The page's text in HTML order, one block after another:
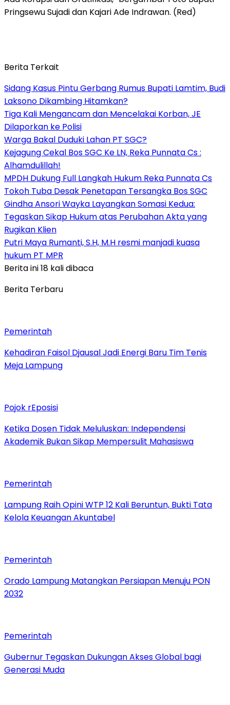
Pringsewu Sujadi dan Kajari Ade Indrawan. (Red)
Berita Terkait
Sidang Kasus Pintu Gerbang Rumus Bupati Lamtim, Budi
Laksono Dikambing Hitamkan?
Tiga Kali Mengancam dan Mencelakai Korban, JE
Dilaporkan ke Polisi
Warga Bakal Duduki Lahan PT SGC?
Kejagung Cekal Bos SGC Ke LN, Reka Punnata Cs :
Alhamdulillah!
MPDH Dukung Full Langkah Hukum Reka Punnata Cs
Tokoh Tuba Desak Penetapan Tersangka Bos SGC
Gindha Ansori Wayka Layangkan Somasi Kedua:
Tegaskan Sikap Hukum atas Perubahan Akta yang
Rugikan Klien
Putri Maya Rumanti, S.H, M.H resmi manjadi kuasa
hukum PT MPR
Berita ini 18 kali dibaca
Berita Terbaru
Pemerintah
Kehadiran Faisol Djausal Jadi Energi Baru Tim Tenis
Meja Lampung
Pojok rEposisi
Ketika Dosen Tidak Meluluskan: Independensi
Akademik Bukan Sikap Mempersulit Mahasiswa
Pemerintah
Lampung Raih Opini WTP 12 Kali Beruntun, Bukti Tata
Kelola Keuangan Akuntabel
Pemerintah
Orado Lampung Matangkan Persiapan Menuju PON
2032
Pemerintah
Gubernur Tegaskan Dukungan Akses Global bagi
Generasi Muda